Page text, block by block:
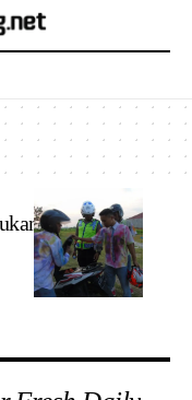
Benda Ini